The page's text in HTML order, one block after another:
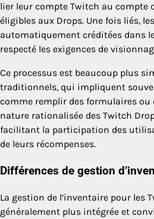
lier leur compte Twitch au compte
éligibles aux Drops. Une fois liés,
automatiquement créditées dans
respecté les exigences de
Ce processus est beaucoup plus
traditionnels, qui impliquent
comme remplir des formulaires ou
nature rationalisée des Twitch
facilitant la participation des
de leurs récompenses.
Différences de gestion
La gestion de l’inventaire pour les
généralement plus intégrée et